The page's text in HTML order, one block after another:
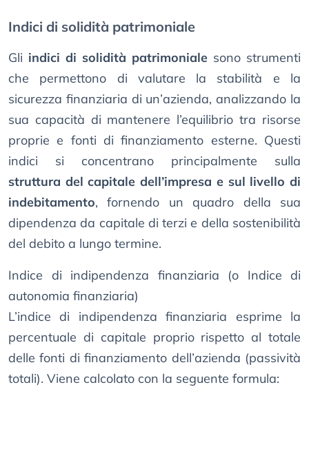
Indici di solidità patrimoniale
Gli indici di solidità patrimoniale sono strumenti
che permettono di valutare la stabilità e la
sicurezza finanziaria di un’azienda, analizzando la
sua capacità di mantenere l’equilibrio tra risorse
proprie e fonti di finanziamento esterne. Questi
indici si concentrano principalmente sulla
struttura del capitale dell’impresa e sul livello di
indebitamento, fornendo un quadro della sua
dipendenza da capitale di terzi e della sostenibilità
del debito a lungo termine.
Indice di indipendenza finanziaria (o Indice di
autonomia finanziaria)
L’indice di indipendenza finanziaria esprime la
percentuale di capitale proprio rispetto al totale
delle fonti di finanziamento dell’azienda (passività
totali). Viene calcolato con la seguente formula: